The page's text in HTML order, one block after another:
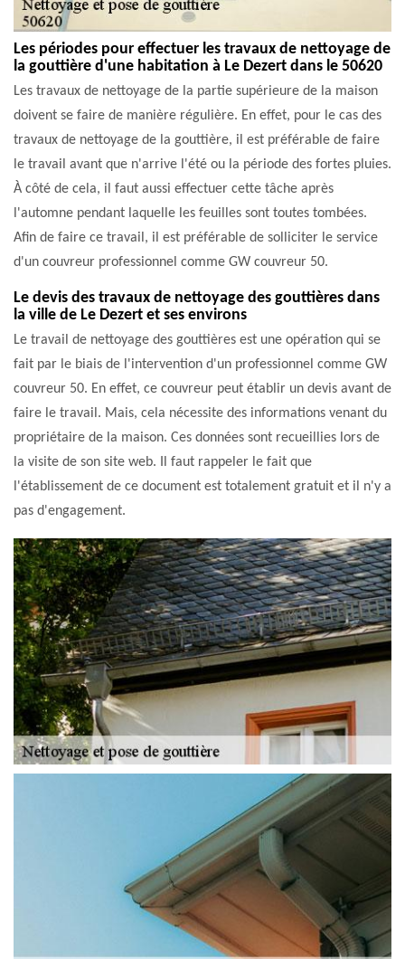
Les périodes pour effectuer les travaux de nettoyage de
la gouttière d'une habitation à Le Dezert dans le 50620
Les travaux de nettoyage de la partie supérieure de la maison
doivent se faire de manière régulière. En effet, pour le cas des
travaux de nettoyage de la gouttière, il est préférable de faire
le travail avant que n'arrive l'été ou la période des fortes pluies.
À côté de cela, il faut aussi effectuer cette tâche après
l'automne pendant laquelle les feuilles sont toutes tombées.
Afin de faire ce travail, il est préférable de solliciter le service
d'un couvreur professionnel comme GW couvreur 50.
Le devis des travaux de nettoyage des gouttières dans
la ville de Le Dezert et ses environs
Le travail de nettoyage des gouttières est une opération qui se
fait par le biais de l'intervention d'un professionnel comme GW
couvreur 50. En effet, ce couvreur peut établir un devis avant de
faire le travail. Mais, cela nécessite des informations venant du
propriétaire de la maison. Ces données sont recueillies lors de
la visite de son site web. Il faut rappeler le fait que
l'établissement de ce document est totalement gratuit et il n'y a
pas d'engagement.